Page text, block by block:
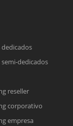
con el enlace a
dedicados
reseller
corporativo
empresa